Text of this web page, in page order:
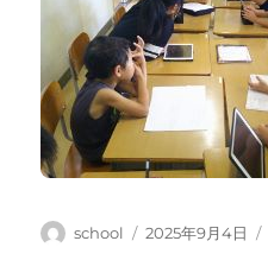
投
school
投
2025年9月4日